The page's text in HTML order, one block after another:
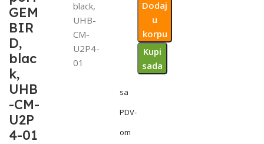
GEM
BIR
D,
blac
k,
UHB
-CM-
U2P
4-01
black,
UHB-
CM-
U2P4-
01
sa
PDV-
om
Dodaj
u
korpu
Kupi
sada